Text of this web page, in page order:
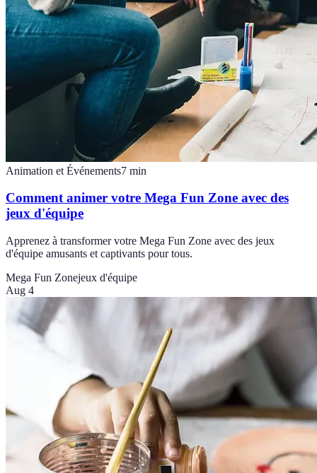
Animation et Événements7 min
Comment animer votre Mega Fun Zone avec des
jeux d'équipe
Apprenez à transformer votre Mega Fun Zone avec des jeux
d'équipe amusants et captivants pour tous.
Mega Fun Zonejeux d'équipe
Aug 4